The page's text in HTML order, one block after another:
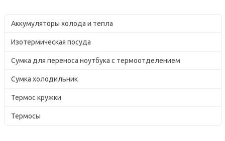
Аккумуляторы холода и тепла
Изотермическая посуда
Сумка для переноса ноутбука с термоотделением
Сумка холодильник
Термос кружки
Термосы